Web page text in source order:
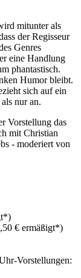
mitunter als
der Regisseur
Genres
eine Handlung
phantastisch.
Humor bleibt.
sich auf ein
nur an.
Vorstellung das
mit Christian
- moderiert von
€ ermäßigt*)
Vorstellungen: